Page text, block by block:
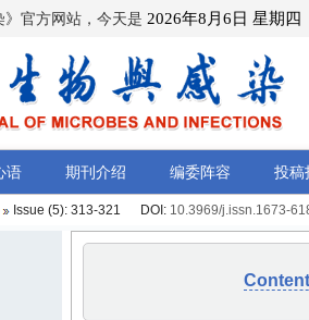
Issue (5): 313-321 DOI: 10.3969/j.issn.1673-